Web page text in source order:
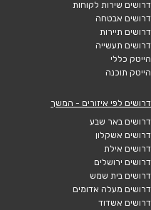
דרושים שירות לקוחות
דרושים אבטחה
דרושים תיירות
דרושים תעשייה
הייטק כללי
הייטק תוכנה
דרושים לפי איזורים - המשך
דרושים באר שבע
דרושים אשקלון
דרושים אילת
דרושים ירושלים
דרושים בית שמש
דרושים מעלה אדומים
דרושים אשדוד